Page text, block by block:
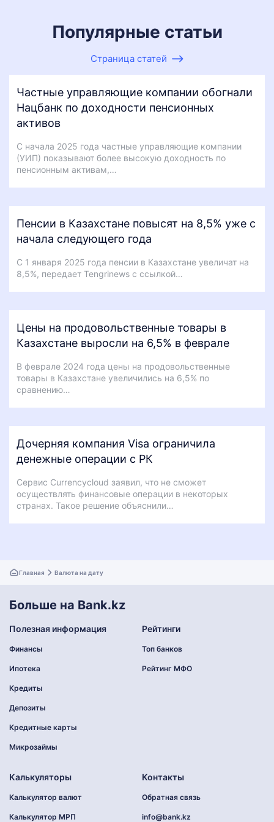
Популярные статьи
Страница статей
Частные управляющие компании обогнали
Нацбанк по доходности пенсионных
активов
С начала 2025 года частные управляющие компании
(УИП) показывают более высокую доходность по
пенсионным активам,…
Пенсии в Казахстане повысят на 8,5% уже с
начала следующего года
С 1 января 2025 года пенсии в Казахстане увеличат на
8,5%, передает Tengrinews с ссылкой…
Цены на продовольственные товары в
Казахстане выросли на 6,5% в феврале
В феврале 2024 года цены на продовольственные
товары в Казахстане увеличились на 6,5% по
сравнению…
Дочерняя компания Visa ограничила
денежные операции с РК
Сервис Currencycloud заявил, что не сможет
осуществлять финансовые операции в некоторых
странах. Такое решение объяснили…
Главная Валюта на дату
Больше на Bank.kz
Полезная информация
Финансы
Ипотека
Кредиты
Депозиты
Кредитные карты
Микрозаймы
Рейтинги
Топ банков
Рейтинг МФО
Калькуляторы
Калькулятор валют
Калькулятор МРП
Контакты
Обратная связь
info@bank.kz